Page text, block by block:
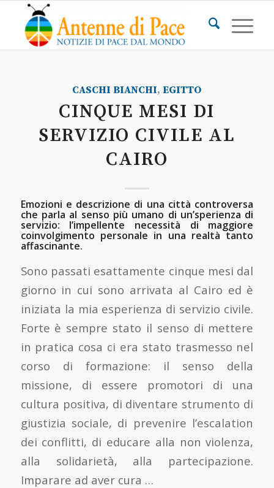
CASCHI BIANCHI,EGITTO
CINQUE MESI DI
SERVIZIO CIVILE AL
CAIRO
Emozioni e descrizione di una città controversa
che parla al senso più umano di un’sperienza di
servizio: l’impellente necessità di maggiore
coinvolgimento personale in una realtà tanto
affascinante.
Sono passati esattamente cinque mesi dal
giorno in cui sono arrivata al Cairo ed è
iniziata la mia esperienza di servizio civile.
Forte è sempre stato il senso di mettere
in pratica cosa ci era stato trasmesso nel
corso di formazione: il senso della
missione, di essere promotori di una
cultura positiva, di diventare strumento di
giustizia sociale, di prevenire l’escalation
dei conflitti, di educare alla non violenza,
alla solidarietà, alla partecipazione.
Imparare ad aver cura …